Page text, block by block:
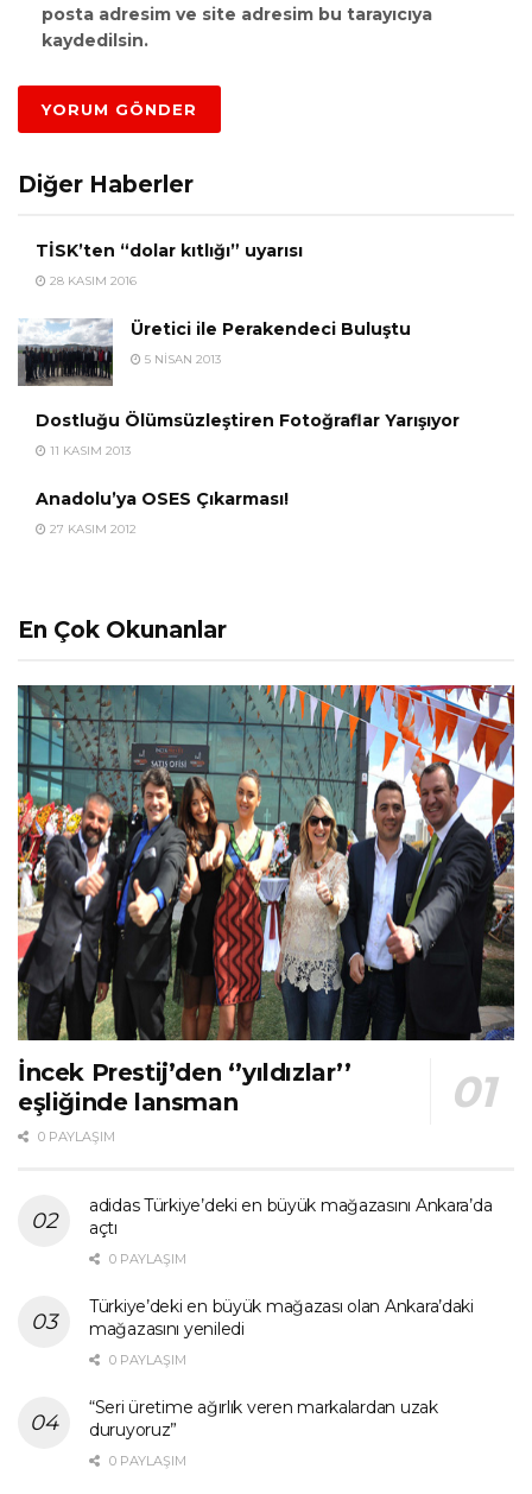
posta adresim ve site adresim bu tarayıcıya
kaydedilsin.
Diğer Haberler
TİSK’ten “dolar kıtlığı” uyarısı
28 KASIM 2016
Üretici ile Perakendeci Buluştu
5 NISAN 2013
Dostluğu Ölümsüzleştiren Fotoğraflar Yarışıyor
11 KASIM 2013
Anadolu’ya OSES Çıkarması!
27 KASIM 2012
En Çok Okunanlar
İncek Prestij’den ‘’yıldızlar’’
eşliğinde lansman
0 PAYLAŞIM
adidas Türkiye’deki en büyük mağazasını Ankara’da
açtı
0 PAYLAŞIM
Türkiye’deki en büyük mağazası olan Ankara’daki
mağazasını yeniledi
0 PAYLAŞIM
“Seri üretime ağırlık veren markalardan uzak
duruyoruz”
0 PAYLAŞIM